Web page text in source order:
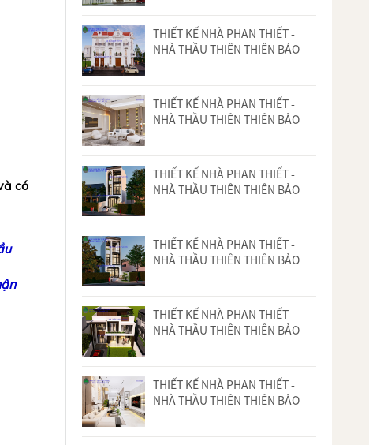
có
THIẾT KẾ NHÀ PHAN THIẾT -
NHÀ THẦU THIÊN THIÊN BẢO
THIẾT KẾ NHÀ PHAN THIẾT -
NHÀ THẦU THIÊN THIÊN BẢO
THIẾT KẾ NHÀ PHAN THIẾT -
NHÀ THẦU THIÊN THIÊN BẢO
THIẾT KẾ NHÀ PHAN THIẾT -
NHÀ THẦU THIÊN THIÊN BẢO
THIẾT KẾ NHÀ PHAN THIẾT -
NHÀ THẦU THIÊN THIÊN BẢO
THIẾT KẾ NHÀ PHAN THIẾT -
NHÀ THẦU THIÊN THIÊN BẢO